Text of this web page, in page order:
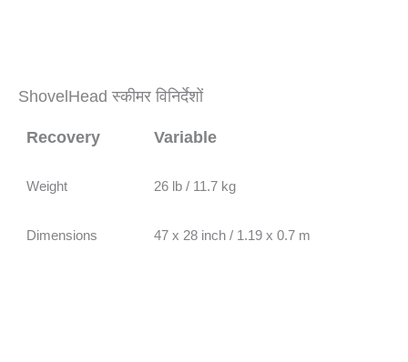
ShovelHead स्कीमर विनिर्देशों
Recovery Variable
Weight 26 lb / 11.7 kg
Dimensions 47 x 28 inch / 1.19 x 0.7 m